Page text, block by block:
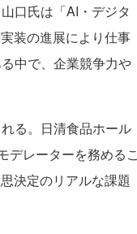
口氏は「AI・デジタ
装の進展により仕事
中で、企業競争力や
る。日清食品ホール
デレーターを務めるこ
決定のリアルな課題